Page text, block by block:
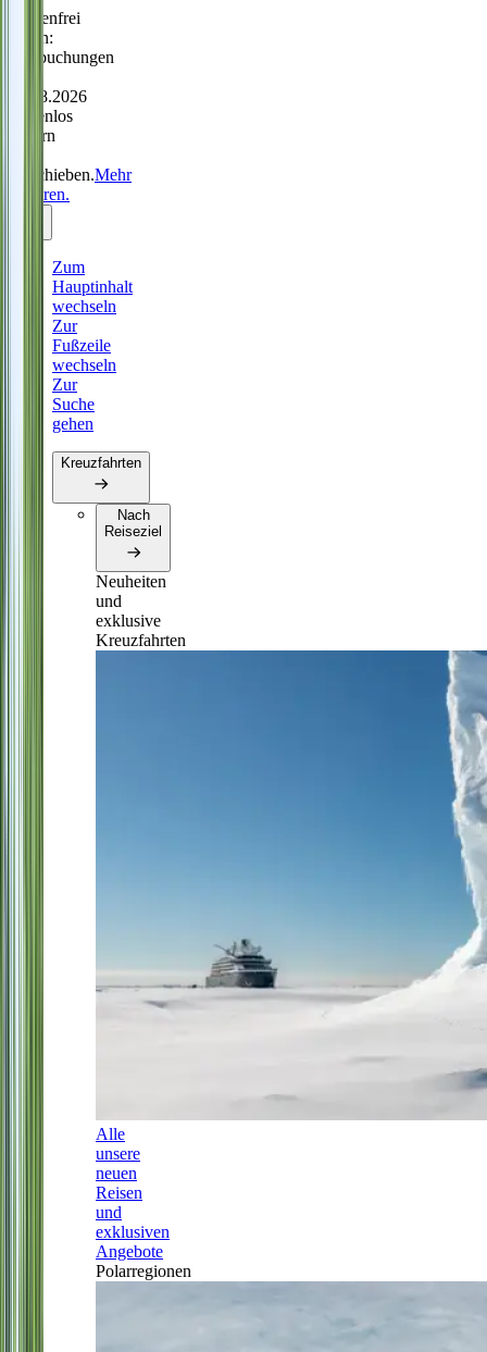
Sorgenfrei
reisen:
Neubuchungen
31.08.2026
kostenlos
ändern
verschieben.Mehr
erfahren.
Zum
Hauptinhalt
wechseln
Zur
Fußzeile
wechseln
Zur
Suche
gehen
Kreuzfahrten
Nach
Reiseziel
Neuheiten
und
exklusive
Kreuzfahrten
Alle
unsere
neuen
Reisen
und
exklusiven
Angebote
Polarregionen